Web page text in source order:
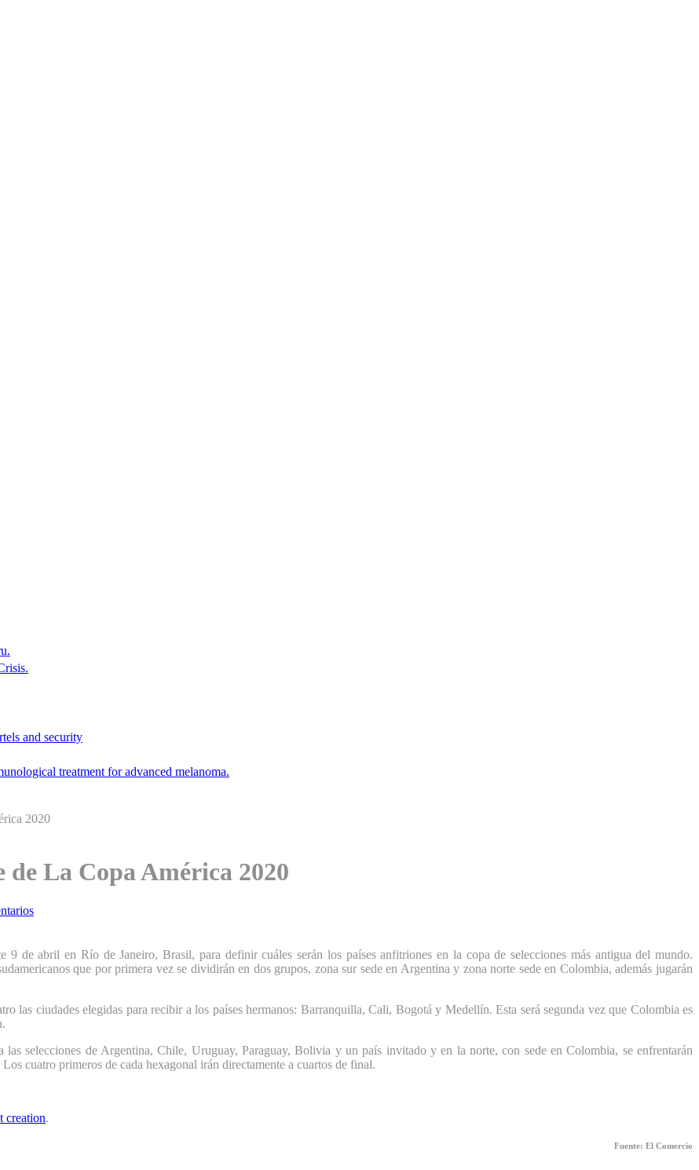
and security
treatment for advanced melanoma.
2020
La Copa América 2020
9 de abril en Río de Janeiro, Brasil, para definir cuáles serán los países anfitriones en la copa de selecciones más antigua del mundo.
que por primera vez se dividirán en dos grupos, zona sur sede en Argentina y zona norte sede en Colombia, además jugarán
las ciudades elegidas para recibir a los países hermanos: Barranquilla, Cali, Bogotá y Medellín. Esta será segunda vez que Colombia es
selecciones de Argentina, Chile, Uruguay, Paraguay, Bolivia y un país invitado y en la norte, con sede en Colombia, se enfrentarán
cuatro primeros de cada hexagonal irán directamente a cuartos de final.
creation.
Fuente: El Comercio